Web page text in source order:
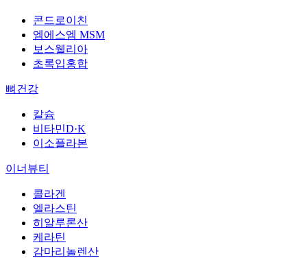
콘드로이친
엠에스엠 MSM
보스웰리아
초록입홍합
뼈건강
칼슘
비타민D·K
이소플라본
이너뷰티
콜라겐
엘라스틴
히알루론산
케라틴
감마리놀렌산